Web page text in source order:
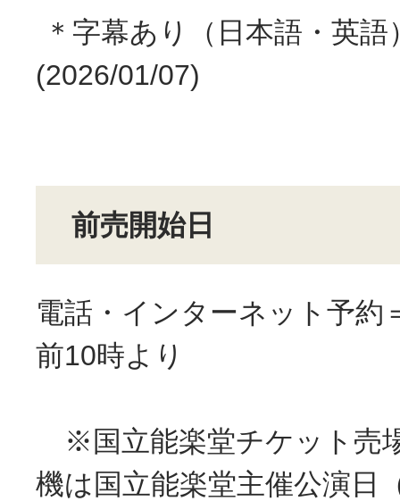
＊字幕あり（日本語・英語
(2026/01/07)
前売開始日
電話・インターネット予約
前10時より
※国立能楽堂チケット売
機は国立能楽堂主催公演日